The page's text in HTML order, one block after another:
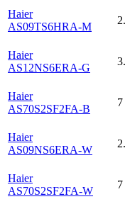
Haier
AS09TS6HRA-M
Haier
AS12NS6ERA-G
Haier
AS70S2SF2FA-B
Haier
AS09NS6ERA-W
Haier
AS70S2SF2FA-W